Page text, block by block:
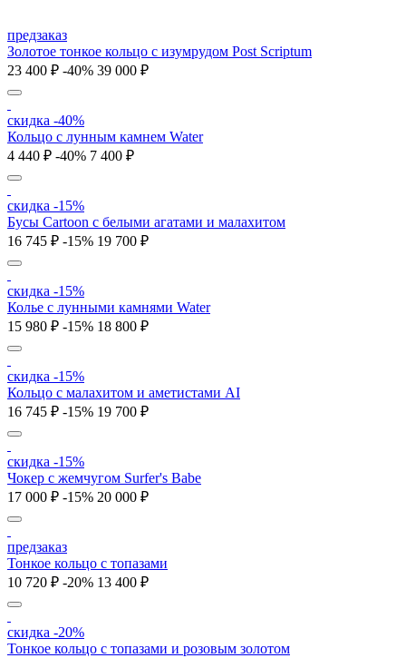
предзаказ
Золотое тонкое кольцо с изумрудом Post Scriptum
23 400 ₽ -40% 39 000 ₽
скидка -40%
Кольцо с лунным камнем Water
4 440 ₽ -40% 7 400 ₽
скидка -15%
Бусы Cartoon с белыми агатами и малахитом
16 745 ₽ -15% 19 700 ₽
скидка -15%
Колье с лунными камнями Water
15 980 ₽ -15% 18 800 ₽
скидка -15%
Кольцо с малахитом и аметистами AI
16 745 ₽ -15% 19 700 ₽
скидка -15%
Чокер с жемчугом Surfer's Babe
17 000 ₽ -15% 20 000 ₽
предзаказ
Тонкое кольцо с топазами
10 720 ₽ -20% 13 400 ₽
скидка -20%
Тонкое кольцо с топазами и розовым золотом